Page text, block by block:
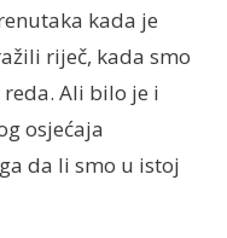
kada je
riječ, kada smo
Ali bilo je i
osjećaja
da li smo u istoj